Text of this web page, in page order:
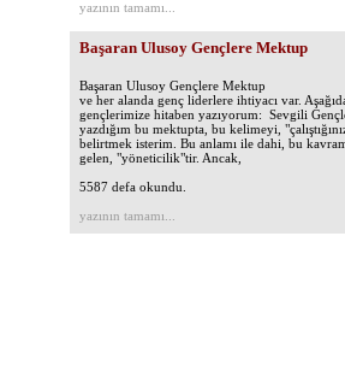
yazının tamamı...
Başaran Ulusoy Gençlere Mektup
Başaran Ulusoy Gençlere Mektup
ve her alanda genç liderlere ihtiyacı var.
gençlerimize hitaben yazıyorum: Sevgili
yazdığım bu mektupta, bu kelimeyi,
belirtmek isterim. Bu anlamı ile dahi, bu
gelen, "yöneticilik"tir. Ancak,
5587 defa okundu.
yazının tamamı...